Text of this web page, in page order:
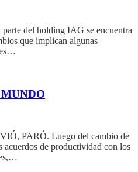
del holding IAG se encuentra
que implican algunas
PARÓ. Luego del cambio de
acuerdos de productividad con los